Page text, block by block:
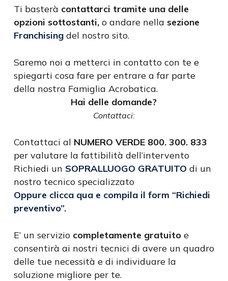
Ti basterà contattarci tramite una delle
opzioni sottostanti, o andare nella sezione
Franchisingdel nostro sito.
Saremo noi a metterci in contatto con te e
spiegarti cosa fare per entrare a far parte
della nostra Famiglia Acrobatica.
Hai delle domande?
Contattaci:
Contattaci al NUMERO VERDE 800. 300. 833
per valutare la fattibilità dell’intervento
Richiedi un SOPRALLUOGO GRATUITO di un
nostro tecnico specializzato
Oppure clicca qua e compila il form “Richiedi
preventivo”.
E’ un servizio completamente gratuitoe
consentirà ai nostri tecnici di avere un quadro
delle tue necessità e di individuare la
soluzione migliore per te.